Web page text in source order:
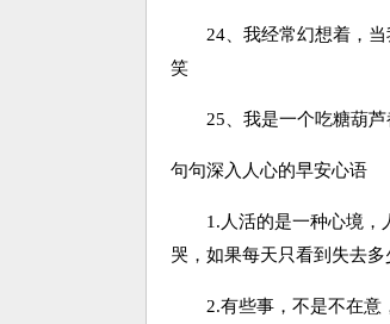
24、我经常幻想着，当
笑
25、我是一个吃糖葫芦
句句深入人心的早安心语
1.人活的是一种心境，人
哭，如果每天只看到失去
2.有些事，不是不在意，